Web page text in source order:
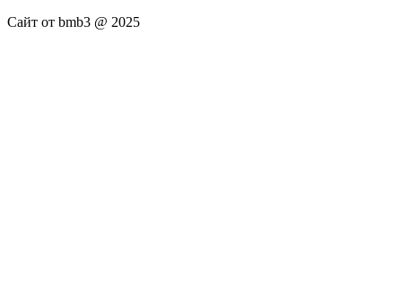
Сайт от bmb3 @ 2025